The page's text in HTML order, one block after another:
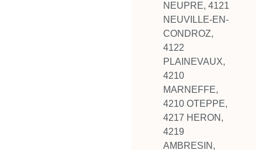
NEUPRE, 4121
NEUVILLE-EN-
CONDROZ,
4122
PLAINEVAUX,
4210
MARNEFFE,
4210 OTEPPE,
4217 HERON ,
4219
AMBRESIN ,